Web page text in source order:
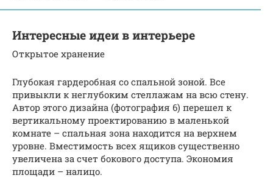
Интересные идеи в интерьере
Открытое хранение
Глубокая гардеробная со спальной зоной. Все
привыкли к неглубоким стеллажам на всю стену.
Автор этого дизайна (фотография 6) перешел к
вертикальному проектированию в маленькой
комнате – спальная зона находится на верхнем
уровне. Вместимость всех ящиков существенно
увеличена за счет бокового доступа. Экономия
площади – налицо.